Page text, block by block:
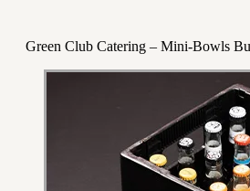
Green Club Catering – Mini-Bowls